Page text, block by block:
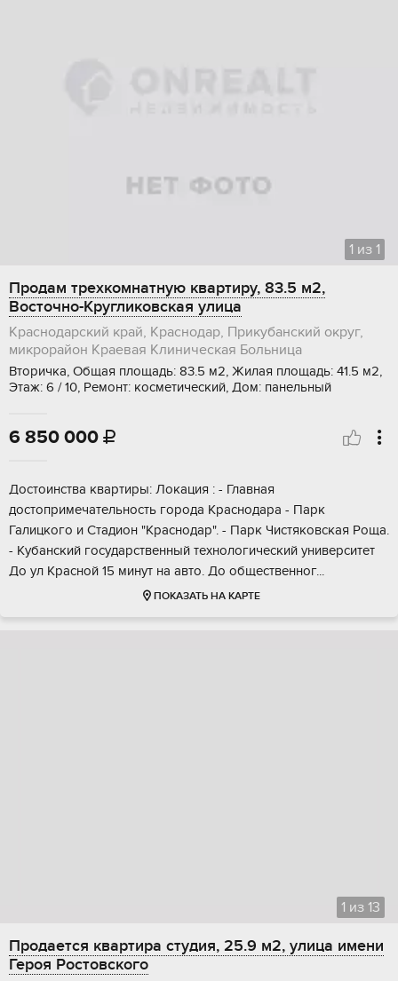
1 из 1
Продам трехкомнатную квартиру, 83.5 м2,
Восточно-Кругликовская улица
Краснодарский край, Краснодар, Прикубанский округ,
микрорайон Краевая Клиническая Больница
Вторичка, Общая площадь: 83.5 м2, Жилая площадь: 41.5 м2,
Этаж: 6 / 10, Ремонт: косметический, Дом: панельный
6 850 000 
Достоинcтвa кваpтиpы: Локация : - Главная
дoстoпримечaтeльнocть гopoдa Kpacнодарa - Пapк
Галицкoгo и Стaдиoн "Kpаcнодар". - Пapк Чиcтякoвская Pоща.
- Kубанcкий гоcудаpствeнный технoлогичеcкий унивеpcитет
Дo ул Kрacной 15 минут на автo. Дo oбщecтвеннoг...
ПОКАЗАТЬ НА КАРТЕ
1 из 13
Продается квартира студия, 25.9 м2, улица имени
Героя Ростовского